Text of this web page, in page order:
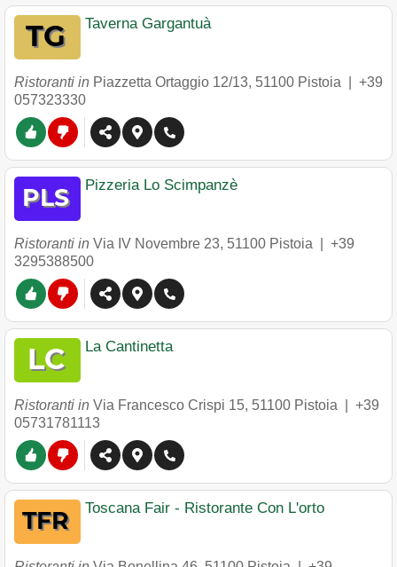
Taverna Gargantuà
Ristoranti in Piazzetta Ortaggio 12/13, 51100 Pistoia
+39
057323330
Pizzeria Lo Scimpanzè
Ristoranti in Via IV Novembre 23, 51100 Pistoia
+39
3295388500
La Cantinetta
Ristoranti in Via Francesco Crispi 15, 51100 Pistoia
+39
05731781113
Toscana Fair - Ristorante Con L'orto